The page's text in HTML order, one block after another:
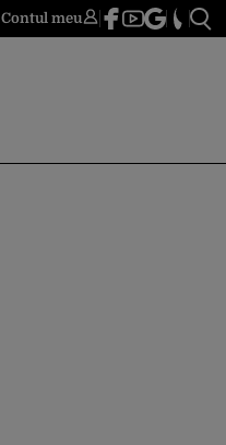
Contul meu